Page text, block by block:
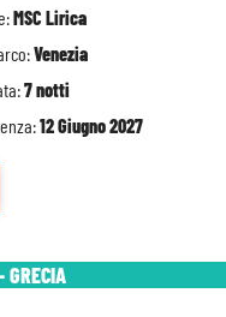
MSC Lirica
Venezia
7 notti
12 Giugno 2027
GRECIA